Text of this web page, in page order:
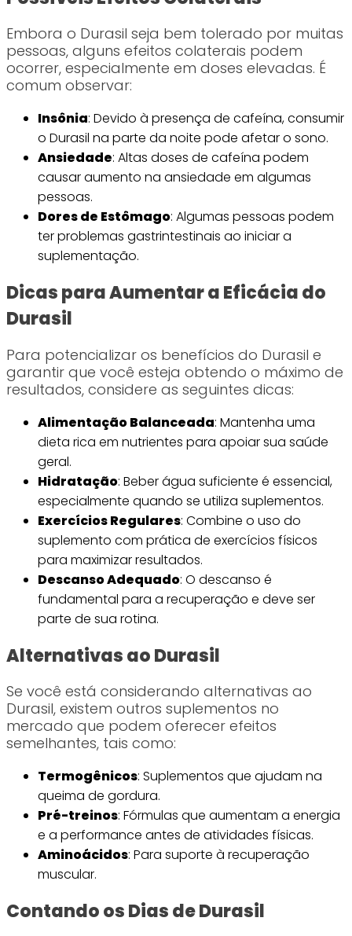
Embora o Durasil seja bem tolerado por muitas
pessoas, alguns efeitos colaterais podem
ocorrer, especialmente em doses elevadas. É
comum observar:
Insônia: Devido à presença de cafeína, consumir
o Durasil na parte da noite pode afetar o sono.
Ansiedade: Altas doses de cafeína podem
causar aumento na ansiedade em algumas
pessoas.
Dores de Estômago: Algumas pessoas podem
ter problemas gastrintestinais ao iniciar a
suplementação.
Dicas para Aumentar a Eficácia do
Durasil
Para potencializar os benefícios do Durasil e
garantir que você esteja obtendo o máximo de
resultados, considere as seguintes dicas:
Alimentação Balanceada: Mantenha uma
dieta rica em nutrientes para apoiar sua saúde
geral.
Hidratação: Beber água suficiente é essencial,
especialmente quando se utiliza suplementos.
Exercícios Regulares: Combine o uso do
suplemento com prática de exercícios físicos
para maximizar resultados.
Descanso Adequado: O descanso é
fundamental para a recuperação e deve ser
parte de sua rotina.
Alternativas ao Durasil
Se você está considerando alternativas ao
Durasil, existem outros suplementos no
mercado que podem oferecer efeitos
semelhantes, tais como:
Termogênicos: Suplementos que ajudam na
queima de gordura.
Pré-treinos: Fórmulas que aumentam a energia
e a performance antes de atividades físicas.
Aminoácidos: Para suporte à recuperação
muscular.
Contando os Dias de Durasil